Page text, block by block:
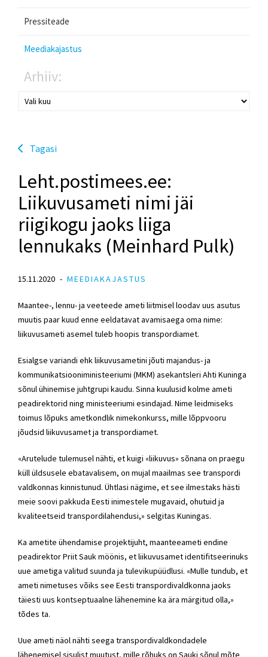
Pressiteade
Meediakajastus
Arhiiv:
Tagasi
Leht.postimees.ee:
Liikuvusameti nimi jäi
riigikogu jaoks liiga
lennukaks (Meinhard Pulk)
15.11.2020 MEEDIAKAJASTUS
Maantee-, lennu- ja veeteede ameti liitmisel loodav uus asutus
muutis paar kuud enne eeldatavat avamisaega oma nime:
liikuvusameti asemel tuleb hoopis transpordiamet.
Esialgse variandi ehk liikuvus­ametini jõuti majandus- ja
kommunikatsiooniministeeriumi (MKM) asekantsleri Ahti ­Kuninga
sõnul ühinemise juhtgrupi ­kaudu. Sinna kuulusid kolme ameti
peadirektorid ning ministeeriumi esindajad. Nime leidmiseks
toimus lõpuks ametkondlik nimekonkurss, mille lõppvooru
jõudsid liikuvusamet ja transpordiamet.
«Arutelude tulemusel ­nähti, et kuigi «liikuvus» sõnana on praegu
küll üldsusele ebatavalisem, on mujal maailmas see transpordi
valdkonnas kinnistunud. Ühtlasi nägime, et see ilmestaks hästi
meie soovi pakkuda Eesti inimestele mugavaid, ohutuid ja
kvaliteetseid transpordilahendusi,» selgitas Kuningas.
Ka ametite ühendamise projektijuht, maanteeameti endine
peadirektor Priit Sauk möönis, et liikuvusamet identifitseerinuks
uue ametiga valitud suunda ja tulevikupüüdlusi. «Mulle tundub, et
ameti nimetuses võiks see Eesti transpordivaldkonna jaoks
täiesti uus kontseptuaalne lähenemine ka ära märgitud olla,»
tõdes ta.
Uue ameti näol nähti seega transpordivaldkondadele
lähenemisel sisulist muutust, mille rõhuks on Sauki sõnul mõte